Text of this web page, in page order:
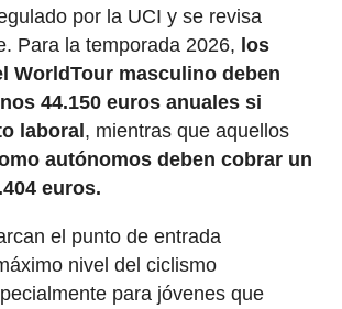
por la UCI y se revisa
Para la temporada 2026, los
WorldTour masculino deben
44.150 euros anuales si
laboral, mientras que aquellos
autónomos deben cobrar un
euros.
el punto de entrada
nivel del ciclismo
para jóvenes que